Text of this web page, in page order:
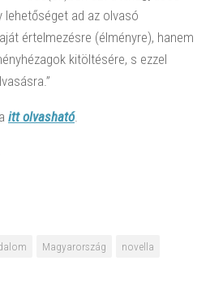
lehetőséget ad az olvasó
értelmezésre (élményre), hanem
kitöltésére, s ezzel
itt olvasható.
Magyarország
novella